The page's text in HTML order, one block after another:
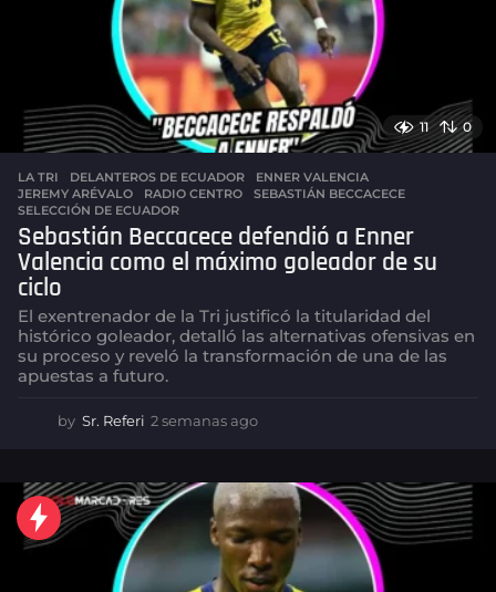
a
g
o
11 0
LA TRI DELANTEROS DE ECUADOR ,ENNER VALENCIA
JEREMY ARÉVALO
,RADIO CENTRO ,SEBASTIÁN BECCACECE
SELECCIÓN DE ECUADOR
Sebastián Beccacece defendió a Enner
Valencia como el máximo goleador de su
ciclo
El exentrenador de la Tri justificó la titularidad del
histórico goleador, detalló las alternativas ofensivas en
su proceso y reveló la transformación de una de las
apuestas a futuro.
by Sr. Referi 2 semanas ago
m
a
a
s